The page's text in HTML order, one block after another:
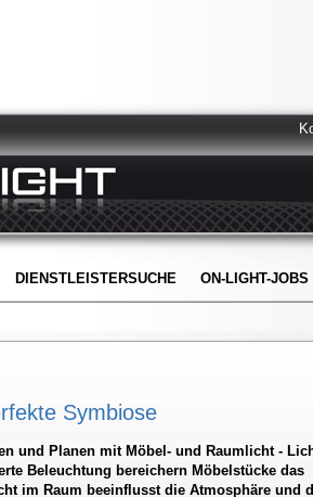
DIENSTLEISTERSUCHE ON-LIGHT-JOBS
Symbiose
und Planen mit Möbel- und Raumlicht -
Beleuchtung bereichern Möbelstücke das
im Raum beeinflusst die Atmosphäre und